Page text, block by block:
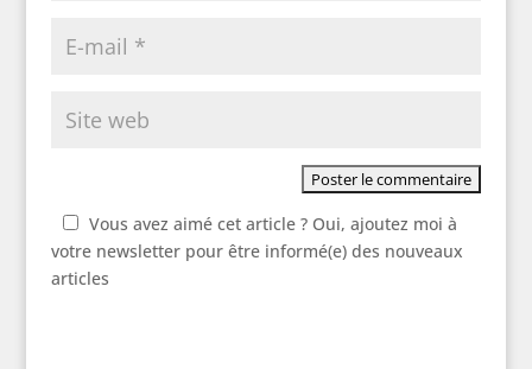
Vous avez aimé cet article ? Oui, ajoutez moi à
votre newsletter pour être informé(e) des nouveaux
articles